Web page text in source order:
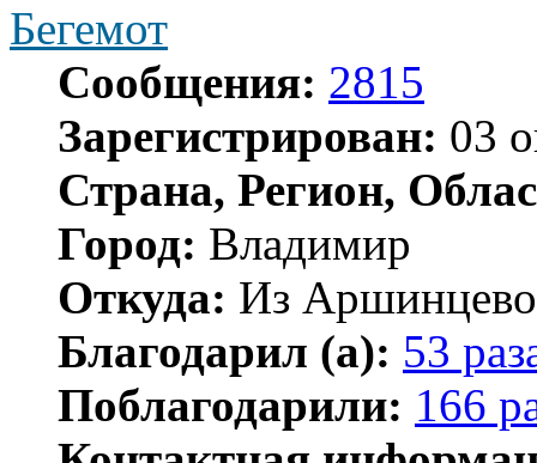
Бегемот
Сообщения: 2815
Зарегистрирован: 03
Страна, Регион,
Город: Владимир
Откуда: Из
Благодарил (а): 53
Поблагодарили: 166